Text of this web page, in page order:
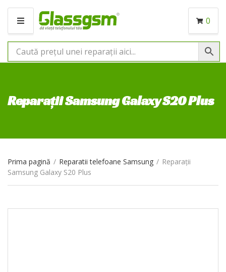
M
N
I
0
Reparații Samsung Galaxy S20 Plus
Prima pagină / Reparatii telefoane Samsung / Reparații
Samsung Galaxy S20 Plus